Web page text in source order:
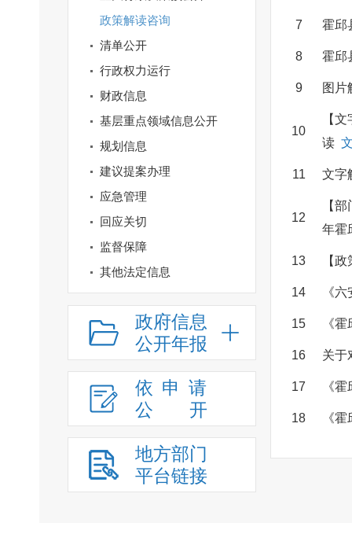
政策解读咨询
清单公开
行政权力运行
财政信息
基层重点领域信息公开
规划信息
建议提案办理
应急管理
回应关切
监督保障
其他法定信息
政府信息
公开年报
依申请
公
开
地方部门
平台链接
7 霍邱
8 霍邱
9 图片
10
【
读
11 文字
12
【
年霍
13 【
14 《
15 《
16 关于
17 《
18 《